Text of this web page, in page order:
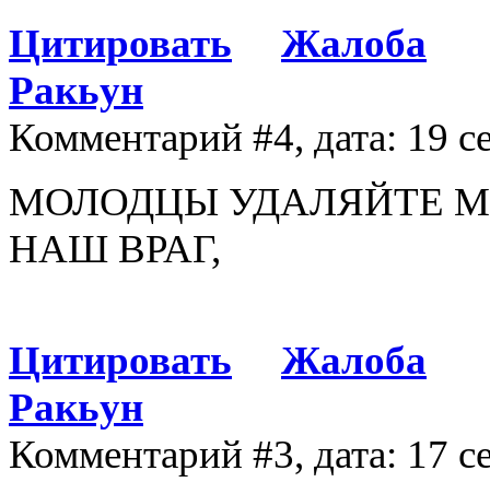
Цитировать
Жалоба
Ракьун
Комментарий #4, дата: 19
МОЛОДЦЫ УДАЛЯЙТЕ
НАШ ВРАГ,
Цитировать
Жалоба
Ракьун
Комментарий #3, дата: 17